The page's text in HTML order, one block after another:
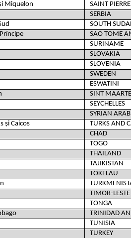
Miquelon
SAINT
SERBIA
SOUTH
SAO TOME
SURINAME
SLOVAKIA
SLOVENIA
SWEDEN
ESWATINI
SINT
SEYCHELLES
SYRIAN
și Caicos
TURKS AND
CHAD
TOGO
THAILAND
TAJIKISTAN
TOKELAU
TIMOR-LESTE
TONGA
TRINIDAD
TUNISIA
TURKEY